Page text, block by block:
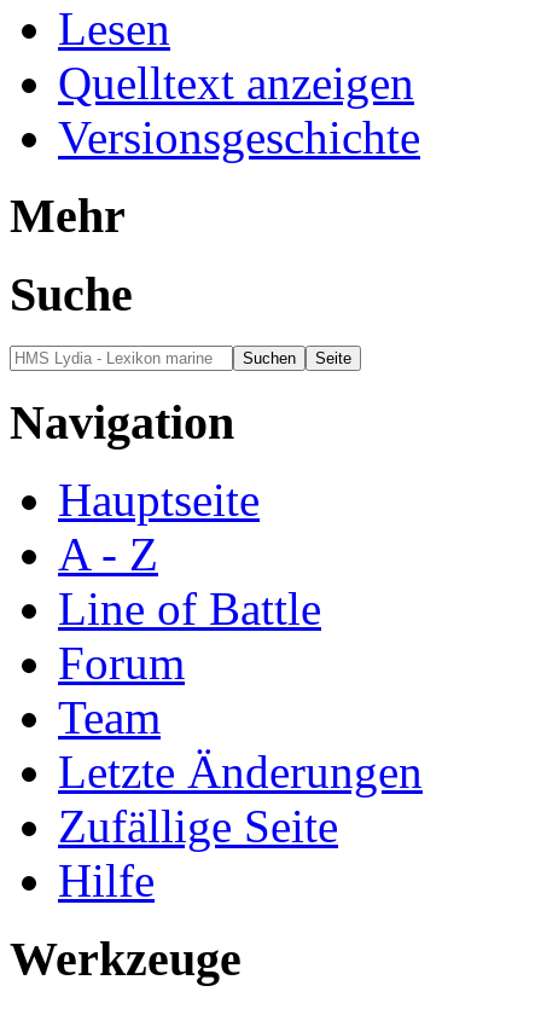
Lesen
Quelltext anzeigen
Versionsgeschichte
Mehr
Suche
Navigation
Hauptseite
A - Z
Line of Battle
Forum
Team
Letzte Änderungen
Zufällige Seite
Hilfe
Werkzeuge